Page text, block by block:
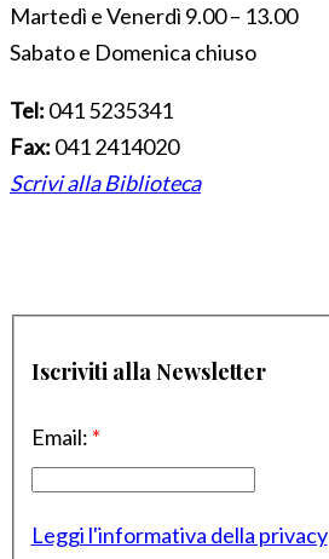
Martedì e Venerdì 9.00 – 13.00
Sabato e Domenica chiuso
Tel: 041 5235341
Fax: 041 2414020
Scrivi alla Biblioteca
Iscriviti alla Newsletter
Email: *
Leggi l'informativa della privacy